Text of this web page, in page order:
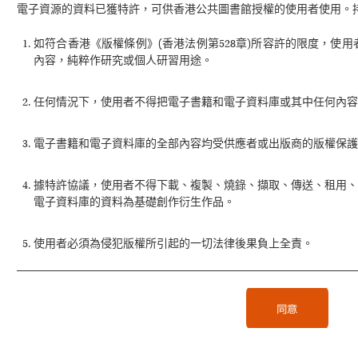
電子資源的資料已獲特許，可供香港公共圖書館授權的使用者使用
如符合香港《版權條例》(香港法例第528章)所容許的限度，使
內容，純粹作研究或個人研習用途。
任何情況下，使用者不得把電子書籍和電子資料庫或其中任何內
電子書籍和電子資料庫的全部內容均受供應者或出版商的版權保
據特許協議，使用者不得下載、複製、燒錄、擷取、傳送、租用
電子資料庫的資料為基礎創作衍生作品。
使用者必須為侵犯版權所引起的一切法律後果負上全責。